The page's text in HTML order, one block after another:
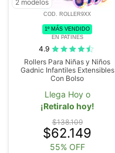
2 modelos
COD. ROLLER9XX
1º MÁS VENDIDO
EN PATINES
4.9
Rollers Para Niñas y Niños
Gadnic Infantiles Extensibles
Con Bolso
Llega Hoy o
¡Retiralo hoy!
$138.109
$62.149
55% OFF